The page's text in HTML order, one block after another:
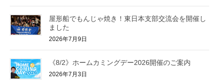
屋形船でもんじゃ焼き！東日本支部交流会を開催し
ました
2026年7月9日
《8/2》ホームカミングデー2026開催のご案内
2026年7月3日